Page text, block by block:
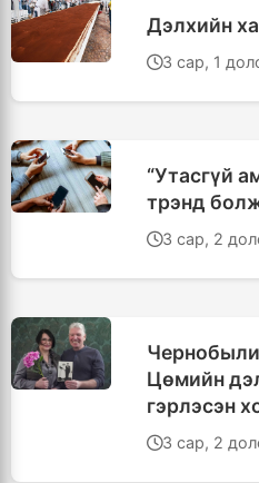
Дэлхийн
3 сар, 1
“Утасгүй
трэнд
3 сар, 2
Цөмийн
гэрлэсэн
3 сар, 2